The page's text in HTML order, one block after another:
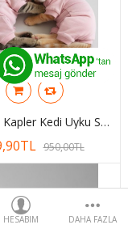
HESABIM DAHA FAZLA
Minimini Kapler Kedi Uyku Seti | Penye Kedi Tulum Ve Mini Yastık Takımı | Pamuklu | Tüy Dökülmesini Azaltır |
950,00TL